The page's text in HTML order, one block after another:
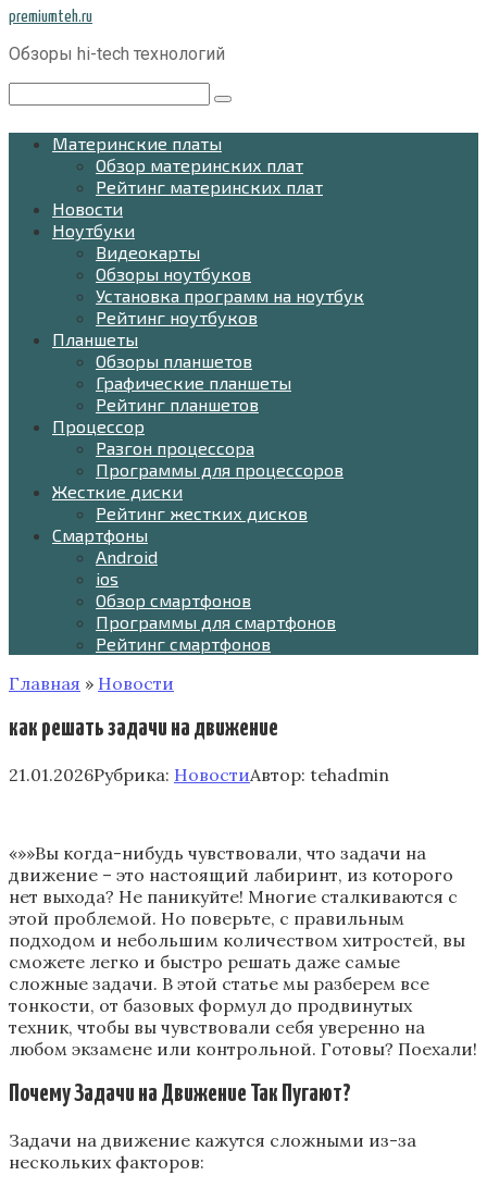
Перейти
контенту
premiumteh.ru
Обзоры hi-tech технологий
Материнские платы
Обзор материнских плат
Рейтинг материнских плат
Новости
Ноутбуки
Видеокарты
Обзоры ноутбуков
Установка программ на ноутбук
Рейтинг ноутбуков
Планшеты
Обзоры планшетов
Графические планшеты
Рейтинг планшетов
Процессор
Разгон процессора
Программы для процессоров
Жесткие диски
Рейтинг жестких дисков
Смартфоны
Android
ios
Обзор смартфонов
Программы для смартфонов
Рейтинг смартфонов
Главная » Новости
как решать задачи на движение
21.01.2026Рубрика: НовостиАвтор: tehadmin
«»»Вы когда-нибудь чувствовали, что задачи на
движение – это настоящий лабиринт, из которого
нет выхода? Не паникуйте! Многие сталкиваются с
этой проблемой. Но поверьте, с правильным
подходом и небольшим количеством хитростей, вы
сможете легко и быстро решать даже самые
сложные задачи. В этой статье мы разберем все
тонкости, от базовых формул до продвинутых
техник, чтобы вы чувствовали себя уверенно на
любом экзамене или контрольной. Готовы? Поехали!
Почему Задачи на Движение Так Пугают?
Задачи на движение кажутся сложными из-за
нескольких факторов: